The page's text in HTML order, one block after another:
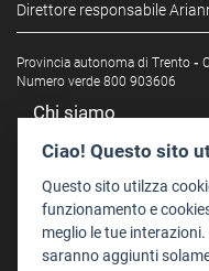
Direttore responsabile
Provincia autonoma di Trento -
Numero verde 800 903606
Chi siamo
Redazione
Staff
Format - Centro
Trentino Film
Ciao! Questo sito
Questo sito utilzza
funzionamento e
meglio le tue
saranno aggiunti